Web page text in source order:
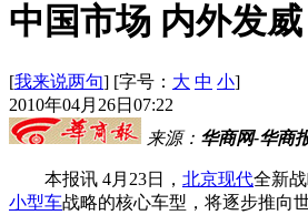
中国市场 内外发
[我来说两句] [字号： 大 中 小]
2010年04月26日07:22
来源： 华商网-华商
本报讯 4月23日， 北京现代全新
小型车战略的核心车型，将逐步推向